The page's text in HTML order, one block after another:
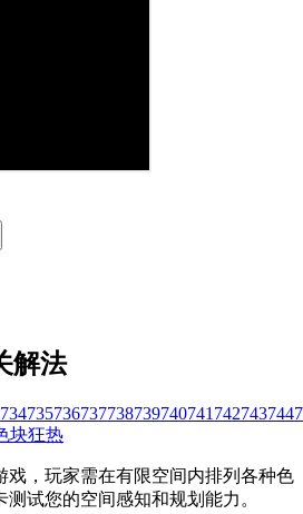
解法
734735736737738739740741 742743744
块狂热
戏，玩家需在有限空间内排列各种色
试您的空间感知和规划能力。